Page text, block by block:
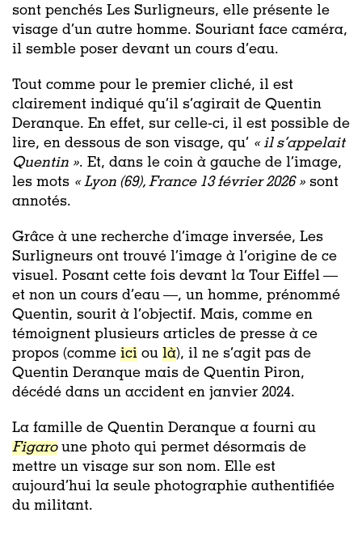
sont penchés Les Surligneurs, elle présente le
visage d’un autre homme. Souriant face caméra,
il semble poser devant un cours d’eau.
Tout comme pour le premier cliché, il est
clairement indiqué qu’il s’agirait de Quentin
Deranque. En effet, sur celle-ci, il est possible de
lire, en dessous de son visage, qu’ « il s’appelait
Quentin ». Et, dans le coin à gauche de l’image,
les mots « Lyon (69), France 13 février 2026 » sont
annotés.
Grâce à une recherche d’image inversée, Les
Surligneurs ont trouvé l’image à l’origine de ce
visuel. Posant cette fois devant la Tour Eiffel —
et non un cours d’eau —, un homme, prénommé
Quentin, sourit à l’objectif. Mais, comme en
témoignent plusieurs articles de presse à ce
propos (comme ici ou là), il ne s’agit pas de
Quentin Deranque mais de Quentin Piron,
décédé dans un accident en janvier 2024.
La famille de Quentin Deranque a fourni au
Figaroune photo qui permet désormais de
mettre un visage sur son nom. Elle est
aujourd’hui la seule photographie authentifiée
du militant.